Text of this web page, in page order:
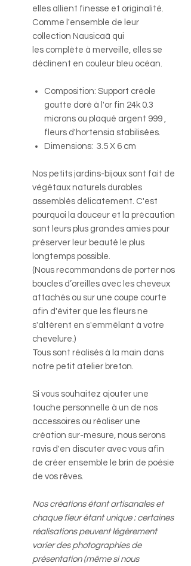
elles allient finesse et originalité.
Comme l'ensemble de leur
collection Nausicaä qui
les complète à merveille, elles se
déclinent en couleur bleu océan.
Composition: Support créole
goutte doré à l'or fin 24k 0.3
microns ou plaqué argent 999 ,
fleurs d'hortensia stabilisées.
Dimensions: 3.5 X 6 cm
Nos petits jardins-bijoux sont fait de
végétaux naturels durables
assemblés délicatement. C'est
pourquoi la douceur et la précaution
sont leurs plus grandes amies pour
préserver leur beauté le plus
longtemps possible.
(Nous recommandons de porter nos
boucles d’oreilles avec les cheveux
attachés ou sur une coupe courte
afin d'éviter que les fleurs ne
s'altèrent en s'emmêlant à votre
chevelure.)
Tous sont réalisés à la main dans
notre petit atelier breton.
Si vous souhaitez ajouter une
touche personnelle à un de nos
accessoires ou réaliser une
création sur-mesure, nous serons
ravis d'en discuter avec vous afin
de créer ensemble le brin de poésie
de vos rêves.
Nos créations étant artisanales et
chaque fleur étant unique : certaines
réalisations peuvent légèrement
varier des photographies de
présentation (même si nous